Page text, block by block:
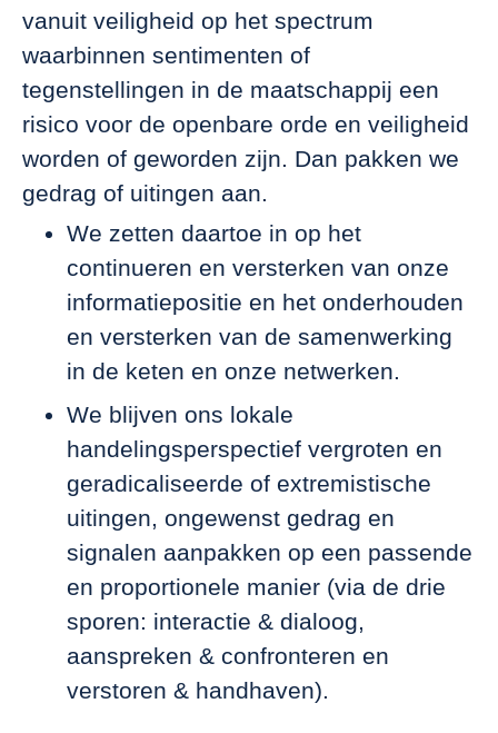
vanuit veiligheid op het spectrum
waarbinnen sentimenten of
tegenstellingen in de maatschappij een
risico voor de openbare orde en veiligheid
worden of geworden zijn. Dan pakken we
gedrag of uitingen aan.
We zetten daartoe in op het
continueren en versterken van onze
informatiepositie en het onderhouden
en versterken van de samenwerking
in de keten en onze netwerken.
We blijven ons lokale
handelingsperspectief vergroten en
geradicaliseerde of extremistische
uitingen, ongewenst gedrag en
signalen aanpakken op een passende
en proportionele manier (via de drie
sporen: interactie & dialoog,
aanspreken & confronteren en
verstoren & handhaven).